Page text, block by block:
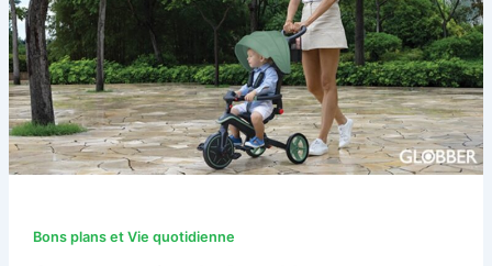
Bons plans et Vie quotidienne